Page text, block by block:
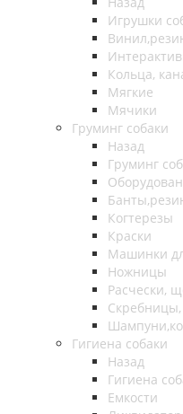
Игрушки
Кольца,
Мягкие
Мячики
Груминг собаки
Назад
Груминг
Когтерезы
Краски
Машинки
Ножницы
Расчески,
Гигиена собаки
Назад
Гигиена
Емкости